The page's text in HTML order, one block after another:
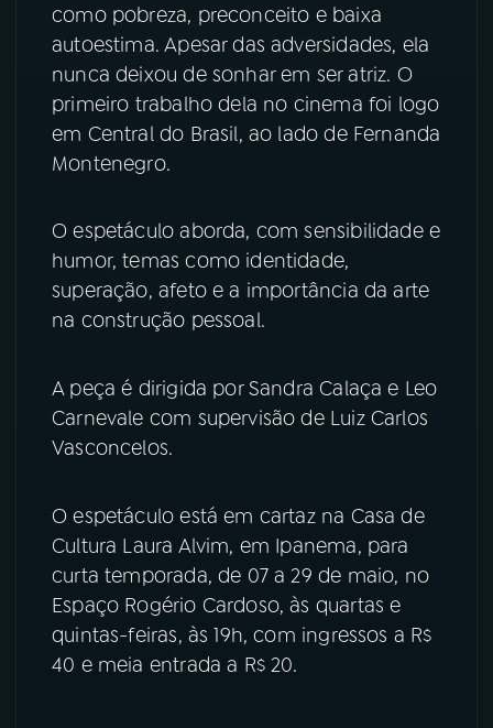
Instagram X
TikTok
como pobreza, preconceito e baixa
autoestima. Apesar das adversidades, ela
nunca deixou de sonhar em ser atriz. O
primeiro trabalho dela no cinema foi logo
em Central do Brasil, ao lado de Fernanda
Montenegro.
O espetáculo aborda, com sensibilidade e
humor, temas como identidade,
superação, afeto e a importância da arte
na construção pessoal.
A peça é dirigida por Sandra Calaça e Leo
Carnevale com supervisão de Luiz Carlos
Vasconcelos.
O espetáculo está em cartaz na Casa de
Cultura Laura Alvim, em Ipanema, para
curta temporada, de 07 a 29 de maio, no
Espaço Rogério Cardoso, às quartas e
quintas-feiras, às 19h, com ingressos a R$
40 e meia entrada a R$ 20.